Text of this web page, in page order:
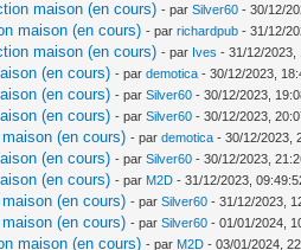
maison (en cours) - parSilver60 - 30/12/
maison (en cours) - parrichardpub - 31/12/
maison (en cours) - par Ives - 31/12/2023,
(en cours) - pardemotica - 30/12/2023,
(en cours) - parSilver60 - 30/12/2023,
(en cours) - parSilver60 - 30/12/2023,
(en cours) - pardemotica - 30/12/2023,
(en cours) - parSilver60 - 30/12/2023,
(en cours) - par M2D - 31/12/2023,
(en cours) - parSilver60 - 31/12/2023,
(en cours) - parSilver60 - 01/01/2024,
maison (en cours) - par M2D - 03/01/2024,